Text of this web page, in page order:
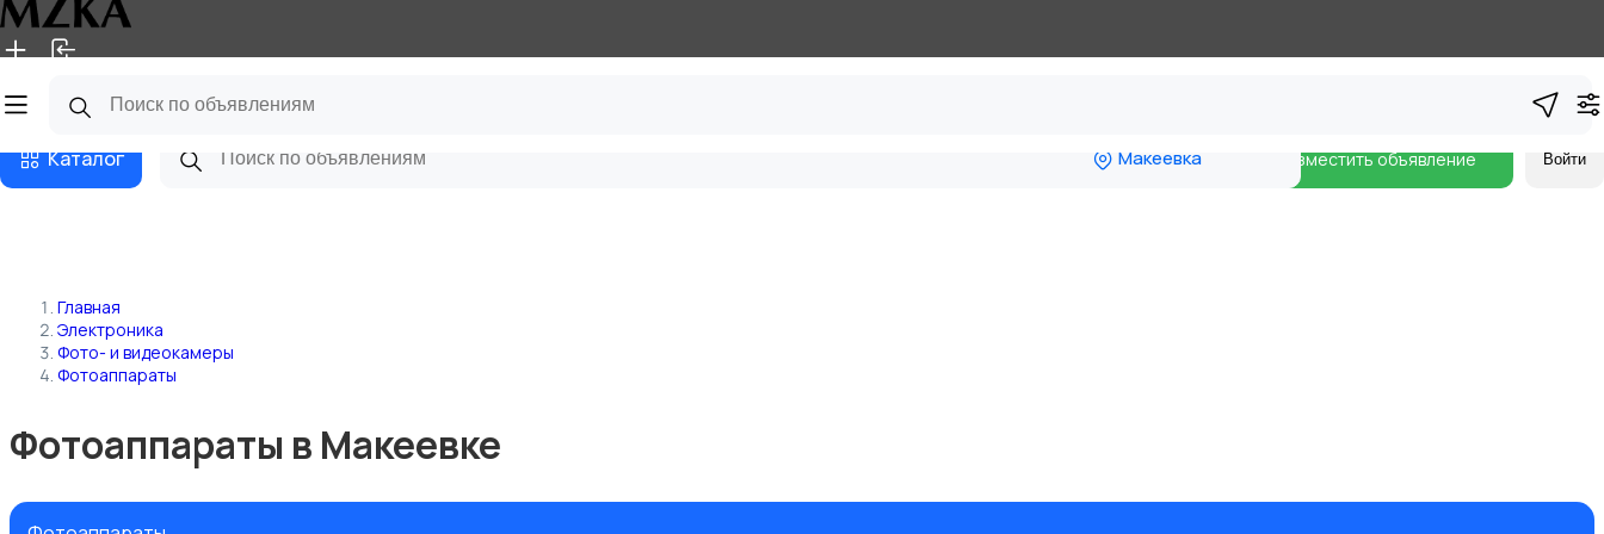
Главная Магазины
Каталог Макеевка Разместить объявление Войти
Главная
Электроника
Фото- и видеокамеры
Фотоаппараты
Фотоаппараты в Макеевке